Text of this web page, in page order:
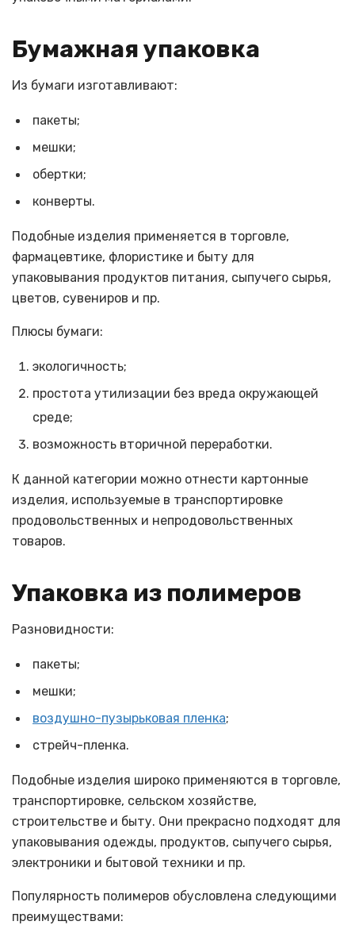
Бумажная упаковка
Из бумаги изготавливают:
пакеты;
мешки;
обертки;
конверты.
Подобные изделия применяется в торговле,
фармацевтике, флористике и быту для
упаковывания продуктов питания, сыпучего сырья,
цветов, сувениров и пр.
Плюсы бумаги:
экологичность;
простота утилизации без вреда окружающей
среде;
возможность вторичной переработки.
К данной категории можно отнести картонные
изделия, используемые в транспортировке
продовольственных и непродовольственных
товаров.
Упаковка из полимеров
Разновидности:
пакеты;
мешки;
воздушно-пузырьковая пленка;
стрейч-пленка.
Подобные изделия широко применяются в торговле,
транспортировке, сельском хозяйстве,
строительстве и быту. Они прекрасно подходят для
упаковывания одежды, продуктов, сыпучего сырья,
электроники и бытовой техники и пр.
Популярность полимеров обусловлена следующими
преимуществами: